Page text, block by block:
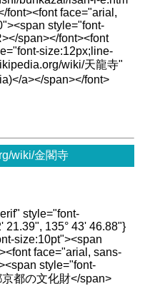
font><font face="arial,
style="font-
span></font><font
size:12px;line-
wiki/天龍寺"
a></span></font>
wiki/金閣寺
style="font-
21.39", 135° 43' 46.88"}
size:10pt"><span
face="arial, sans-
style="font-
都の文化財</span>